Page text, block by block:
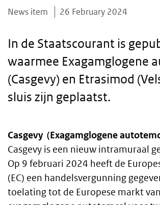
News item 26 February 2024
In de Staatscourant is
waarmee Exagamglogene
(Casgevy) en Etrasimod
sluis zijn geplaatst.
Body
text
Casgevy (Exagamglogene
Casgevy is een nieuw intramuraal
Op 9 februari 2024 heeft de
(EC) een handelsvergunning
toelating tot de Europese markt van